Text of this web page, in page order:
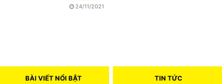
24/11/2021
BÀI VIẾT NỔI BẬT TIN TỨC